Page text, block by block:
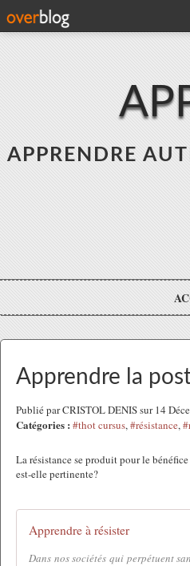
APPRENDRE
Apprendre la
Publié par CRISTOL DENIS sur 14
Catégories : #thot cursus,#résistance,
La résistance se produit pour le
est-elle pertinente?
Apprendre à résister
Dans nos sociétés qui perpétuent